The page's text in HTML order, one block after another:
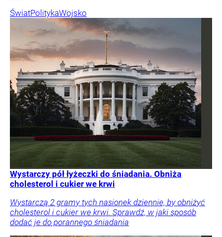
ŚwiatPolitykaWojsko
Wystarczy pół łyżeczki do śniadania. Obniża
cholesterol i cukier we krwi
Wystarczą 2 gramy tych nasionek dziennie, by obniżyć
cholesterol i cukier we krwi. Sprawdź, w jaki sposób
dodać je do porannego śniadania